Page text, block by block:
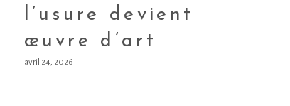
l’usure devient
œuvre d’art
avril 24, 2026